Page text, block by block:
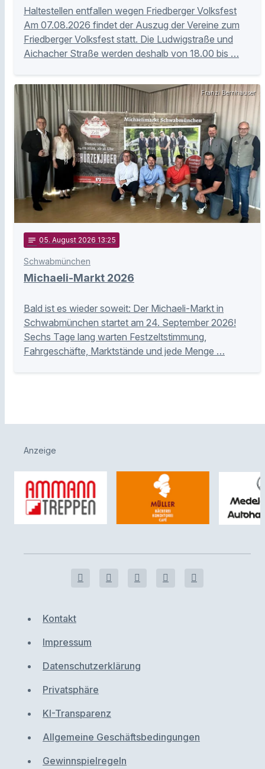
Haltestellen entfallen wegen Friedberger Volksfest
Am 07.08.2026 findet der Auszug der Vereine zum
Friedberger Volksfest statt. Die Ludwigstraße und
Aichacher Straße werden deshalb von 18.00 bis …
Franzi Bernhauser
notes 05. August 2026 13:25
Schwabmünchen
Michaeli-Markt 2026
Bald ist es wieder soweit: Der Michaeli-Markt in
Schwabmünchen startet am 24. September 2026!
Sechs Tage lang warten Festzeltstimmung,
Fahrgeschäfte, Marktstände und jede Menge …
Anzeige
Kontakt
Impressum
Datenschutzerklärung
Privatsphäre
KI-Transparenz
Allgemeine Geschäftsbedingungen
Gewinnspielregeln